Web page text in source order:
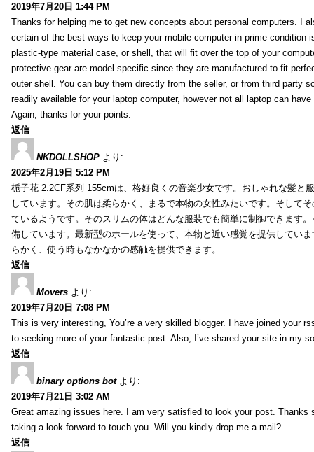
2019年7月20日 1:44 PM
Thanks for helping me to get new concepts about personal computers. I
certain of the best ways to keep your mobile computer in prime condition
plastic-type material case, or shell, that will fit over the top of your
protective gear are model specific since they are manufactured to fit
outer shell. You can buy them directly from the seller, or from third party
readily available for your laptop computer, however not all laptop can
Again, thanks for your points.
返信
NKDOLLSHOP より:
2025年2月19日 5:12 PM
栀子花 2.2CF系列 155cmは、格好良くの音楽少女です。おしゃれな髪と
しています。その肌は柔らかく、まるで本物の女性みたいです。そして
ているようです。そのスリムの体はどんな服装でも簡単に制御できます
備しています。最新型のホールを使って、本物と近い感覚を提供してい
らかく、使う時もなかなかの感触を提供できます。
返信
Movers より:
2019年7月20日 7:08 PM
This is very interesting, You’re a very skilled blogger. I have joined your
to seeking more of your fantastic post. Also, I’ve shared your site in my
返信
binary options bot より:
2019年7月21日 3:02 AM
Great amazing issues here. I am very satisfied to look your post. Thanks
taking a look forward to touch you. Will you kindly drop me a mail?
返信